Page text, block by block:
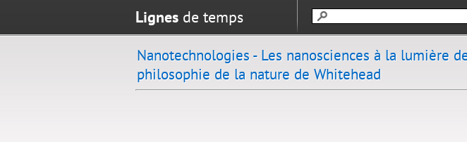
Lignes de temps
Nanotechnologies - Les nanosciences à la lumière
philosophie de la nature de Whitehead